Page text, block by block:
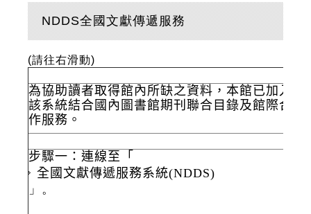
NDDS全國文獻傳遞服務
(請往右滑動)
為協助讀者取得館內所缺之資料，本館已加入
該系統結合國內圖書館期刊聯合目錄及館際合
作服務。
步驟一：連線至「
全國文獻傳遞服務系統(NDDS)
」。